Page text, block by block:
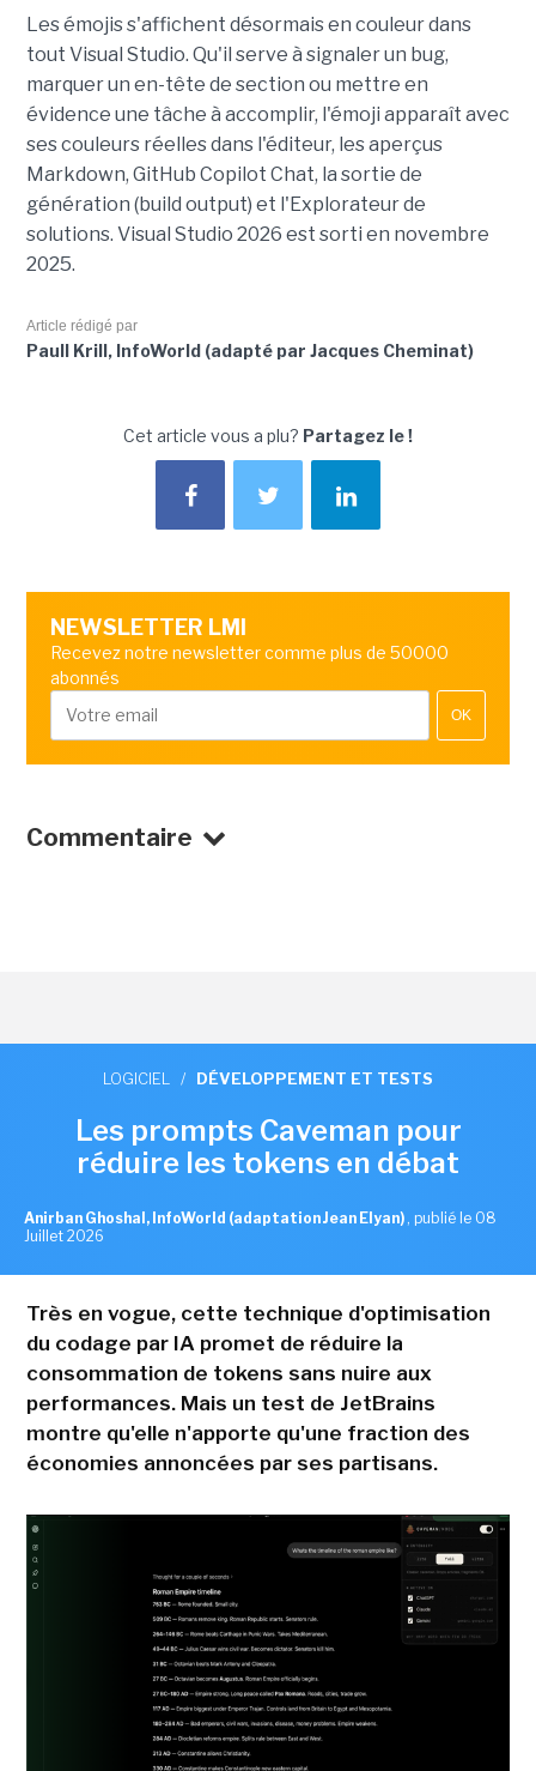
Les émojis s'affichent désormais en couleur dans
tout Visual Studio. Qu'il serve à signaler un bug,
marquer un en-tête de section ou mettre en
évidence une tâche à accomplir, l'émoji apparaît avec
ses couleurs réelles dans l'éditeur, les aperçus
Markdown, GitHub Copilot Chat, la sortie de
génération (build output) et l'Explorateur de
solutions. Visual Studio 2026 est sorti en novembre
2025.
Article rédigé par
Paull Krill, InfoWorld (adapté par Jacques Cheminat)
Cet article vous a plu? Partagez le !
NEWSLETTER LMI
Recevez notre newsletter comme plus de 50000
abonnés
OK
Commentaire
LOGICIEL / DÉVELOPPEMENT ET TESTS
Les prompts Caveman pour
réduire les tokens en débat
Anirban Ghoshal, InfoWorld (adaptation Jean Elyan) , publié le 08
Juillet 2026
Très en vogue, cette technique d'optimisation
du codage par IA promet de réduire la
consommation de tokens sans nuire aux
performances. Mais un test de JetBrains
montre qu'elle n'apporte qu'une fraction des
économies annoncées par ses partisans.